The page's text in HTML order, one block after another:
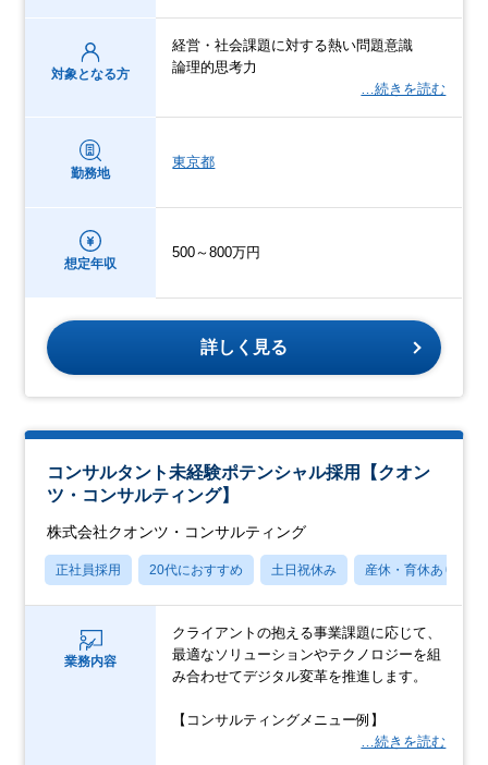
対象となる方
経営・社会課題に対する熱い問題意識
論理的思考力
…続きを読む
勤務地
東京都
想定年収
500～800万円
詳しく見る
コンサルタント未経験ポテンシャル採用【クオン
ツ・コンサルティング】
株式会社クオンツ・コンサルティング
正社員採用 20代におすすめ 土日祝休み 産休・育休あり
業務内容
クライアントの抱える事業課題に応じて、
最適なソリューションやテクノロジーを組
み合わせてデジタル変革を推進します。
【コンサルティングメニュー例】
…続きを読む